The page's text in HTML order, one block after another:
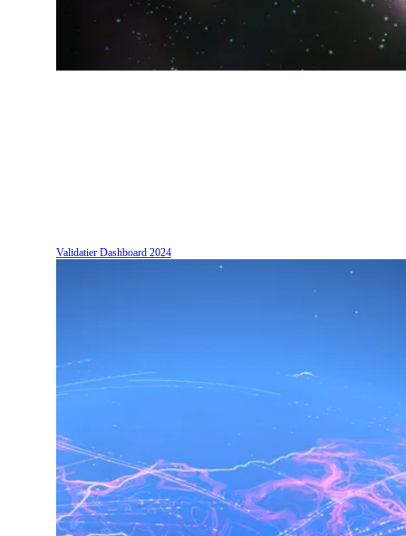
Validatier Dashboard 2024